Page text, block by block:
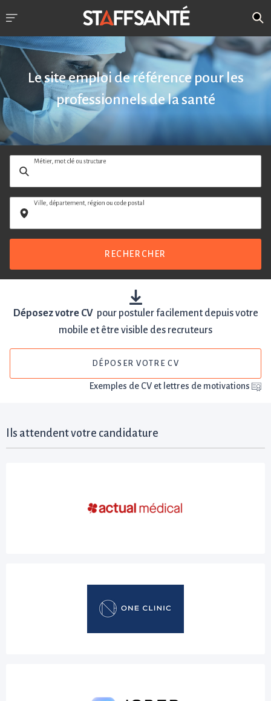
Le site emploi de référence pour les
professionnels de la santé
Métier, mot clé ou structure
Ville, département, région ou code postal
RECHERCHER
Déposez votre CVpour postuler facilement depuis votre
mobile et être visible des recruteurs
DÉPOSER VOTRE CV
Exemples de CV et lettres de motivations
Ils attendent votre candidature